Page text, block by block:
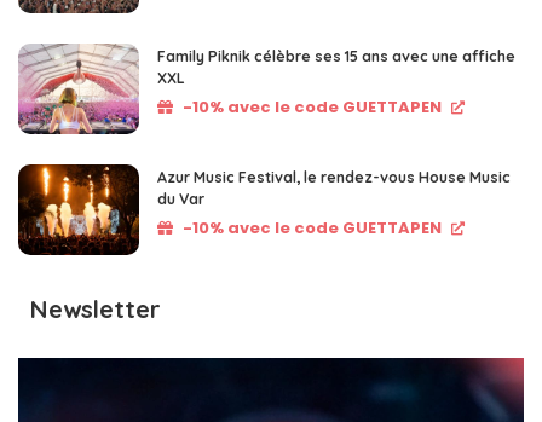
Family Piknik célèbre ses 15 ans avec une affiche
XXL
-10% avec le code GUETTAPEN
Azur Music Festival, le rendez-vous House Music
du Var
-10% avec le code GUETTAPEN
Newsletter